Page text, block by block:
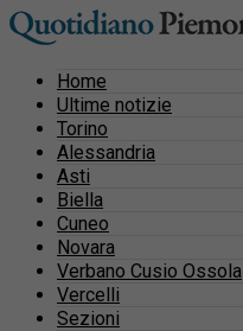
Home
Ultime notizie
Torino
Alessandria
Asti
Biella
Cuneo
Novara
Verbano Cusio Ossola
Vercelli
Sezioni